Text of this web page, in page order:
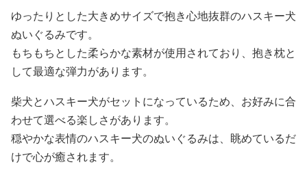
ゆったりとした大きめサイズで抱き心地抜群のハスキー犬
ぬいぐるみです。
もちもちとした柔らかな素材が使用されており、抱き枕と
して最適な弾力があります。
柴犬とハスキー犬がセットになっているため、お好みに合
わせて選べる楽しさがあります。
穏やかな表情のハスキー犬のぬいぐるみは、眺めているだ
けで心が癒されます。